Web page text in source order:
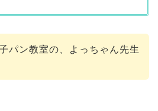
パン教室の、よっちゃん先生